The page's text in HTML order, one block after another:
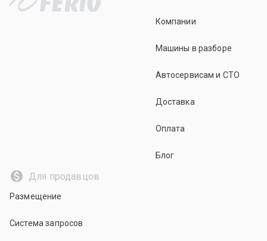
Компании
Машины в разборе
Автосервисам и СТО
Доставка
Оплата
Блог
Для продавцов
Размещение
Система запросов